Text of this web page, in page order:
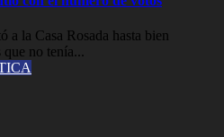
a la Casa Rosada hasta bien
que no tenía...